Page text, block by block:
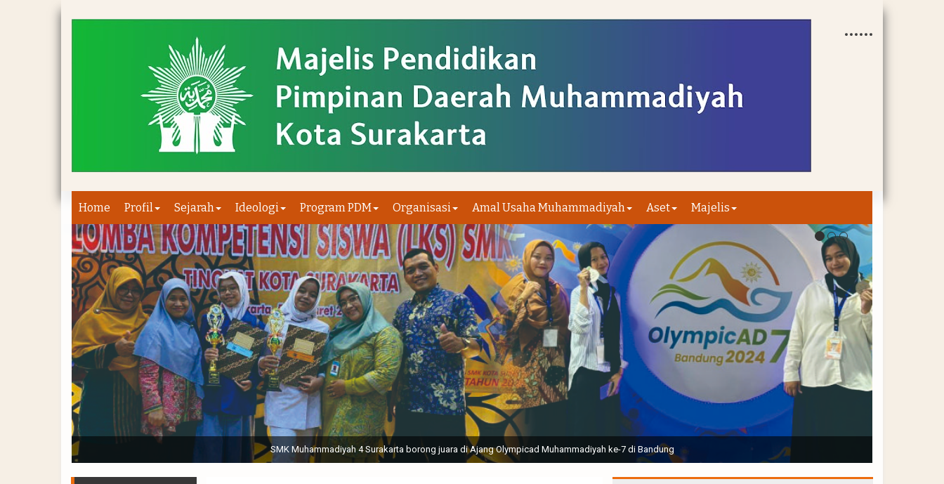
Home Profil Sejarah Ideologi Program PDM Organisasi Amal Usaha Muhammadiyah Aset Majelis
Sabtu, 19 November 2022. (dari kiri) Pertunjukan Tapak Suci Perguruan Muhammadiyah ( TSPM ) di Stadion Manahan Solo || Ir. H. Joko Widodo selaku Presiden RI membuka Acara Muktamar
Muhammadiyah 48 || Pertunjukan bendera dan tari memukau seluruh Muktamar dan Muktamirin yang hadir di dalam stadion